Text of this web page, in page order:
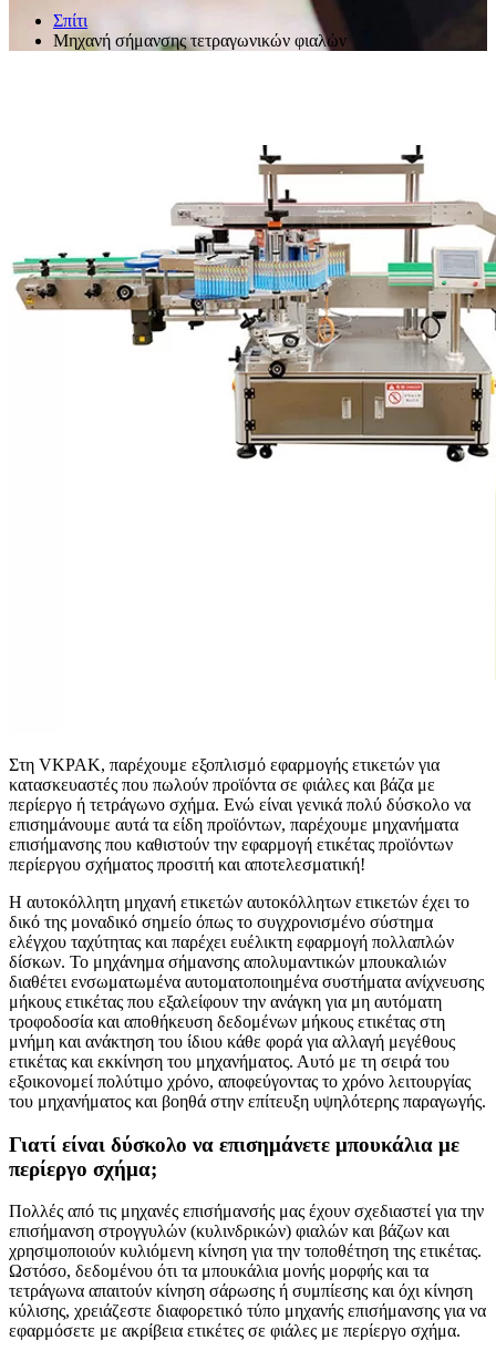
Σπίτι
Μηχανή σήμανσης τετραγωνικών φιαλών
Στη VKPAK, παρέχουμε εξοπλισμό εφαρμογής ετικετών για
κατασκευαστές που πωλούν προϊόντα σε φιάλες και βάζα με
περίεργο ή τετράγωνο σχήμα. Ενώ είναι γενικά πολύ δύσκολο να
επισημάνουμε αυτά τα είδη προϊόντων, παρέχουμε μηχανήματα
επισήμανσης που καθιστούν την εφαρμογή ετικέτας προϊόντων
περίεργου σχήματος προσιτή και αποτελεσματική!
Η αυτοκόλλητη μηχανή ετικετών αυτοκόλλητων ετικετών έχει το
δικό της μοναδικό σημείο όπως το συγχρονισμένο σύστημα
ελέγχου ταχύτητας και παρέχει ευέλικτη εφαρμογή πολλαπλών
δίσκων. Το μηχάνημα σήμανσης απολυμαντικών μπουκαλιών
διαθέτει ενσωματωμένα αυτοματοποιημένα συστήματα ανίχνευσης
μήκους ετικέτας που εξαλείφουν την ανάγκη για μη αυτόματη
τροφοδοσία και αποθήκευση δεδομένων μήκους ετικέτας στη
μνήμη και ανάκτηση του ίδιου κάθε φορά για αλλαγή μεγέθους
ετικέτας και εκκίνηση του μηχανήματος. Αυτό με τη σειρά του
εξοικονομεί πολύτιμο χρόνο, αποφεύγοντας το χρόνο λειτουργίας
του μηχανήματος και βοηθά στην επίτευξη υψηλότερης παραγωγής.
Γιατί είναι δύσκολο να επισημάνετε μπουκάλια με
περίεργο σχήμα;
Πολλές από τις μηχανές επισήμανσής μας έχουν σχεδιαστεί για την
επισήμανση στρογγυλών (κυλινδρικών) φιαλών και βάζων και
χρησιμοποιούν κυλιόμενη κίνηση για την τοποθέτηση της ετικέτας.
Ωστόσο, δεδομένου ότι τα μπουκάλια μονής μορφής και τα
τετράγωνα απαιτούν κίνηση σάρωσης ή συμπίεσης και όχι κίνηση
κύλισης, χρειάζεστε διαφορετικό τύπο μηχανής επισήμανσης για να
εφαρμόσετε με ακρίβεια ετικέτες σε φιάλες με περίεργο σχήμα.